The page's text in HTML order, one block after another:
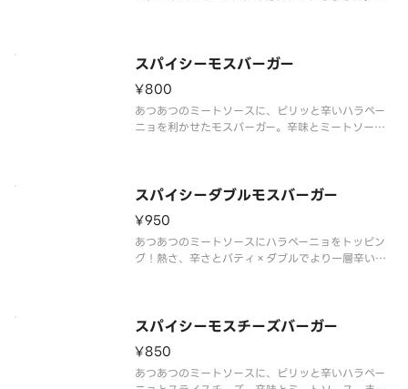
はお応えいたしかねます。※商品
スパイシーモスバーガー
¥800
あつあつのミートソースに、ピリッと辛いハラペー
ニョを利かせたモスバーガー。辛味とミートソース
※食材の増減量・不使用等のご要望にはお応えいた
スパイシーダブルモスバーガー
¥950
あつあつのミートソースにハラペーニョをトッピン
グ！熱さ、辛さとパティ×ダブルでより一層辛い旨
食材の増減量・不使用等のご要望
スパイシーモスチーズバーガー
¥850
あつあつのミートソースに、ピリッと辛いハラペー